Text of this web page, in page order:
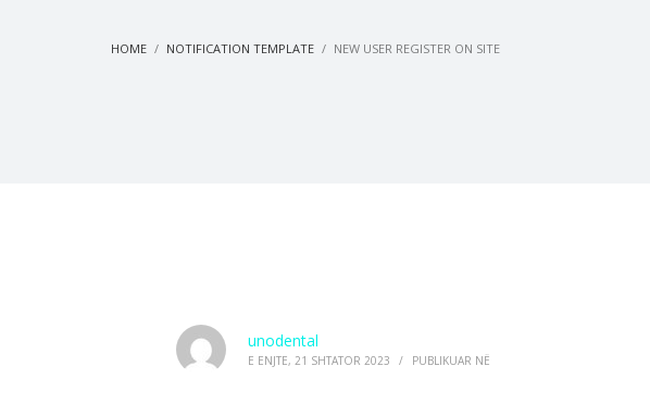
HOME NOTIFICATION TEMPLATE NEW USER REGISTER ON SITE
unodental
E ENJTE, 21 SHTATOR 2023 / PUBLIKUAR NË